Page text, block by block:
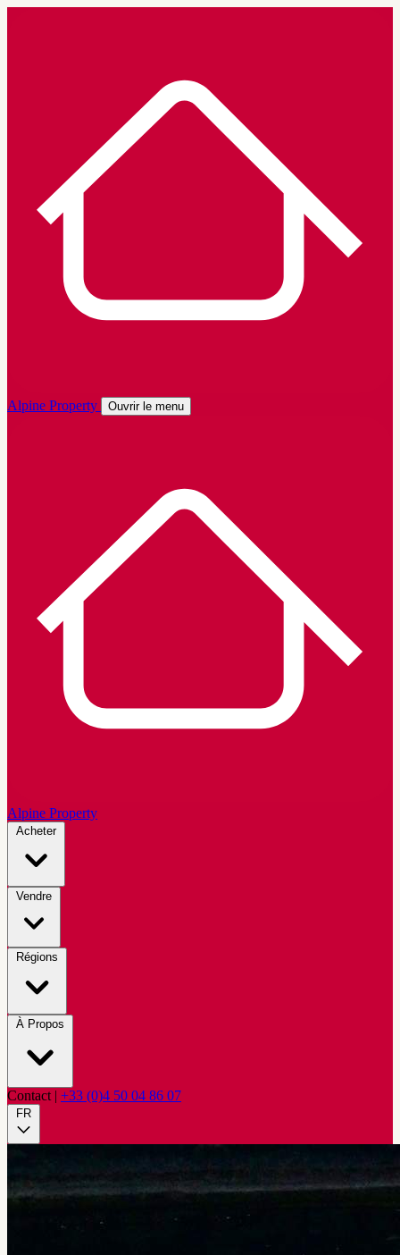
Alpine Property Ouvrir le menu
Alpine Property
Acheter
Vendre
Régions
À Propos
Contact | +33 (0)4 50 04 86 07
FR